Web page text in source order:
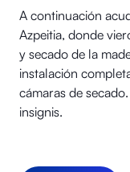
A continuación
Azpeitia, donde
y secado de la
instalación
cámaras de
insignis.